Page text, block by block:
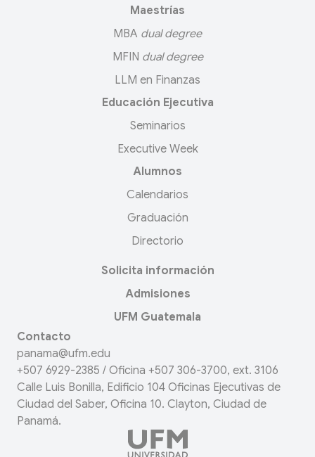
Maestrías
MBA dual degree
MFIN dual degree
LLM en Finanzas
Educación Ejecutiva
Seminarios
Executive Week
Alumnos
Calendarios
Graduación
Directorio
Solicita información
Admisiones
UFM Guatemala
Contacto
panama@ufm.edu
+507 6929-2385 / Oficina +507 306-3700, ext. 3106
Calle Luis Bonilla, Edificio 104 Oficinas Ejecutivas de
Ciudad del Saber, Oficina 10. Clayton, Ciudad de
Panamá.